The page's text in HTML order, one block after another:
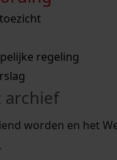
weg met een aantal
weg met een aantal
regeling
archief
worden en het
zoektips
uw